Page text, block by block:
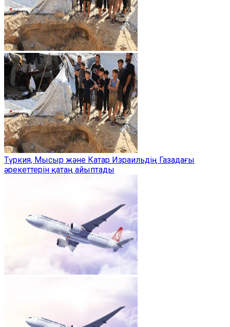
Түркия, Мысыр және Катар Израильдің Газадағы
әрекеттерін қатаң айыптады